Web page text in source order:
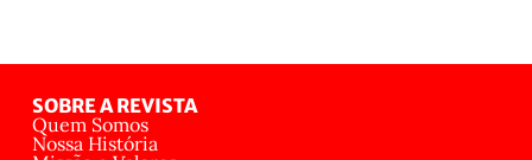
SOBRE A REVISTA
Quem Somos
Nossa História